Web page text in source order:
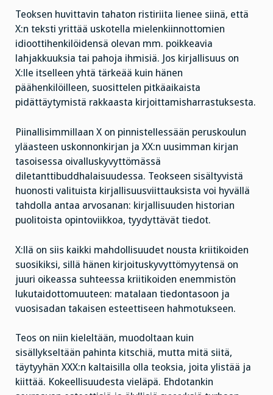
Teoksen huvittavin tahaton ristiriita lienee siinä, että
X:n teksti yrittää uskotella mielenkiinnottomien
idioottihenkilöidensä olevan mm. poikkeavia
lahjakkuuksia tai pahoja ihmisiä. Jos kirjallisuus on
X:lle itselleen yhtä tärkeää kuin hänen
päähenkilöilleen, suosittelen pitkäaikaista
pidättäytymistä rakkaasta kirjoittamisharrastuksesta.
Piinallisimmillaan X on pinnistellessään peruskoulun
yläasteen uskonnonkirjan ja XX:n uusimman kirjan
tasoisessa oivalluskyvyttömässä
diletanttibuddhalaisuudessa. Teokseen sisältyvistä
huonosti valituista kirjallisuusviittauksista voi hyvällä
tahdolla antaa arvosanan: kirjallisuuden historian
puolitoista opintoviikkoa, tyydyttävät tiedot.
X:llä on siis kaikki mahdollisuudet nousta kriitikoiden
suosikiksi, sillä hänen kirjoituskyvyttömyytensä on
juuri oikeassa suhteessa kriitikoiden enemmistön
lukutaidottomuuteen: matalaan tiedontasoon ja
vuosisadan takaisen esteettiseen hahmotukseen.
Teos on niin kieleltään, muodoltaan kuin
sisällykseltään pahinta kitschiä, mutta mitä siitä,
täytyyhän XXX:n kaltaisilla olla teoksia, joita ylistää ja
kiittää. Kokeellisuudesta vieläpä. Ehdotankin